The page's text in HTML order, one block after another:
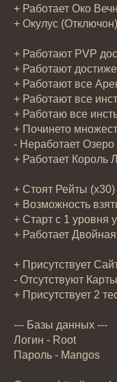
+ Работает Око
+ Окулус (Отключон)
+ Работают PVP
+ Работают
+ Работают все
+ Работают все
+ Работаю все
+ Починето
- Неработает
+ Работает Король
+ Стоят Рейты
+ Возможность
+ Старт с 1 уровня
+ Работает
+ Присутствует
- Отсутствуют Карты
+ Присутствует 2
--- Базы данных ---
Логин - Root
Пароль - Mangos